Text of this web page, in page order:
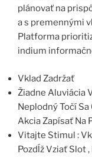
plánovať na
a s premennými
Platforma
indium
Vklad Zadržať
Žiadne Aluviácia
Neplodný Točí
Akcia Zapísať Na
Vitajte Stimul :
Pozdĺž Vziať Slot